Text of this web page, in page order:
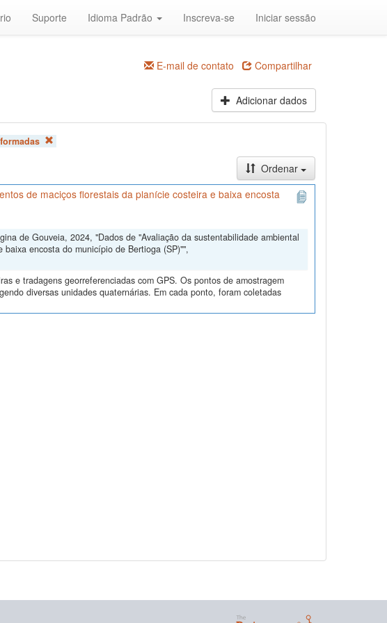
Suporte Idioma Padrão Inscreva-se Iniciar sessão
E-mail de contato Compartilhar
Adicionar dados
Ordenar
de maciços florestais da planície costeira e baixa encosta
de Gouveia, 2024, "Dados de "Avaliação da sustentabilidade ambiental
encosta do município de Bertioga (SP)"",
e tradagens georreferenciadas com GPS. Os pontos de amostragem
diversas unidades quaternárias. Em cada ponto, foram coletadas